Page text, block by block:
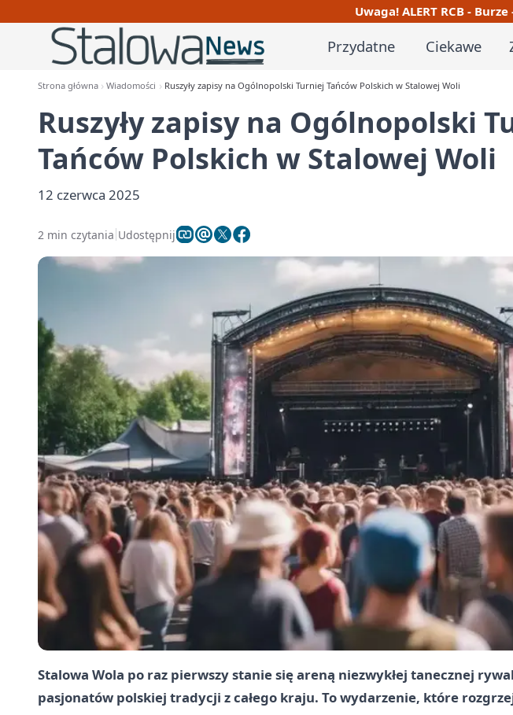
Uwaga! ALERT RCB -
Przydatne Ciekawe
Strona główna Wiadomości Ruszyły zapisy na Ogólnopolski Turniej Tańców Polskich w Stalowej Woli
Ruszyły zapisy na Ogólnopolski
Tańców Polskich w Stalowej Woli
12 czerwca 2025
2 min czytania Udostępnij
Stalowa Wola po raz pierwszy stanie się areną niezwykłej tanecznej
pasjonatów polskiej tradycji z całego kraju. To wydarzenie, które